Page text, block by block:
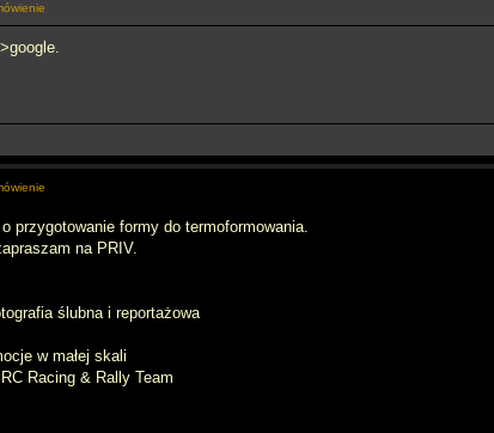
przygotowanie formy do termoformowania.
na PRIV.
ślubna i reportażowa
w małej skali
Racing & Rally Team